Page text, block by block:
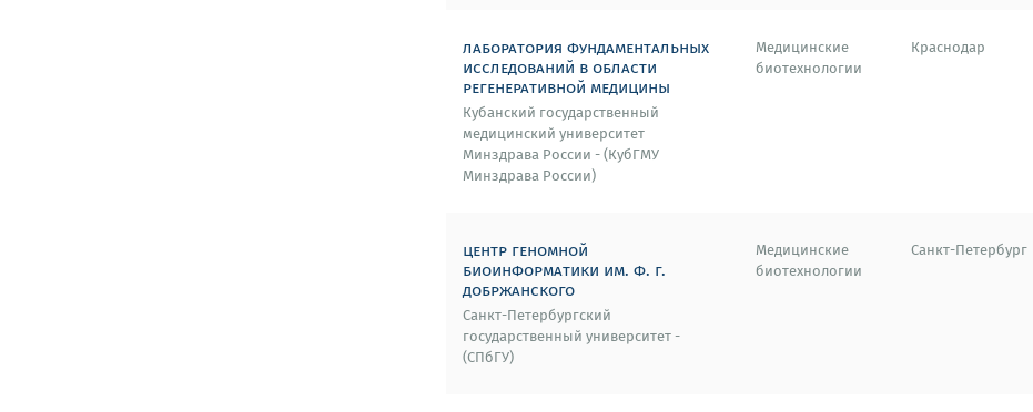
лаборатория фундаментальных
исследований в области
регенеративной медицины
Кубанский государственный
медицинский университет
Минздрава России - (КубГМУ
Минздрава России)
Медицинские
биотехнологии
Краснодар
центр геномной
биоинформатики им. ф. г.
добржанского
Санкт-Петербургский
государственный университет -
(СПбГУ)
Медицинские
биотехнологии
Санкт-Петербург